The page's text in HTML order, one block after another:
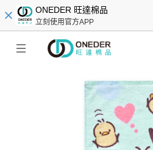
ONEDER 旺達棉品
立刻使用官方APP